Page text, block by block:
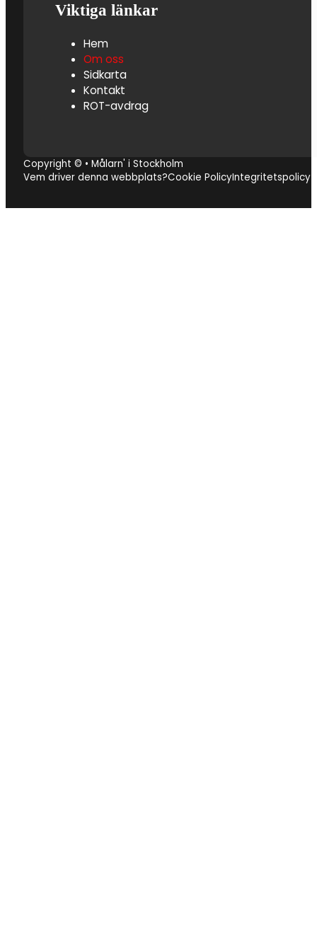
Viktiga länkar
Hem
Om oss
Sidkarta
Kontakt
ROT-avdrag
Copyright © • Målarn' i Stockholm
Vem driver denna webbplats?Cookie PolicyIntegritetspolicy